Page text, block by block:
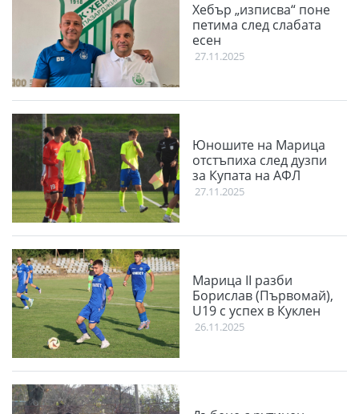
Хебър „изписва“ поне
петима след слабата
есен
27.11.2025
Юношите на Марица
отстъпиха след дузпи
за Купата на АФЛ
27.11.2025
Марица II разби
Борислав (Първомай),
U19 с успех в Куклен
26.11.2025